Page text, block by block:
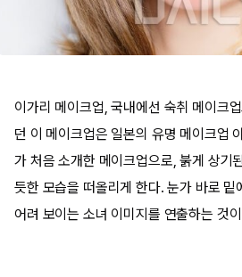
이가리 메이크업, 국내에선 숙취 메이크
던 이 메이크업은 일본의 유명 메이크업
가 처음 소개한 메이크업으로, 붉게 상기
듯한 모습을 떠올리게 한다. 눈가 바로 밑
어려 보이는 소녀 이미지를 연출하는 것